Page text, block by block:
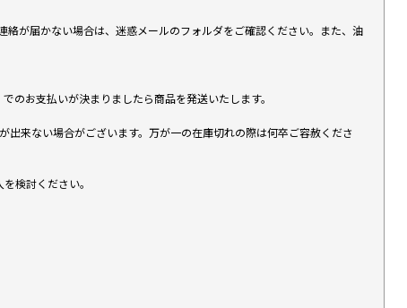
が届かない場合は、迷惑メールのフォルダをご確認ください。また、油
のお支払いが決まりましたら商品を発送いたします。
来ない場合がございます。万が一の在庫切れの際は何卒ご容赦くださ
検討ください。